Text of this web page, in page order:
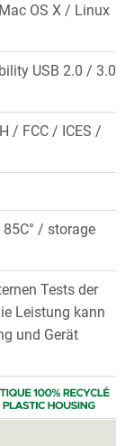
OS X / Linux
USB 2.0 / 3.0
/ FCC / ICES /
85C° / storage
Tests der
Leistung kann
und Gerät